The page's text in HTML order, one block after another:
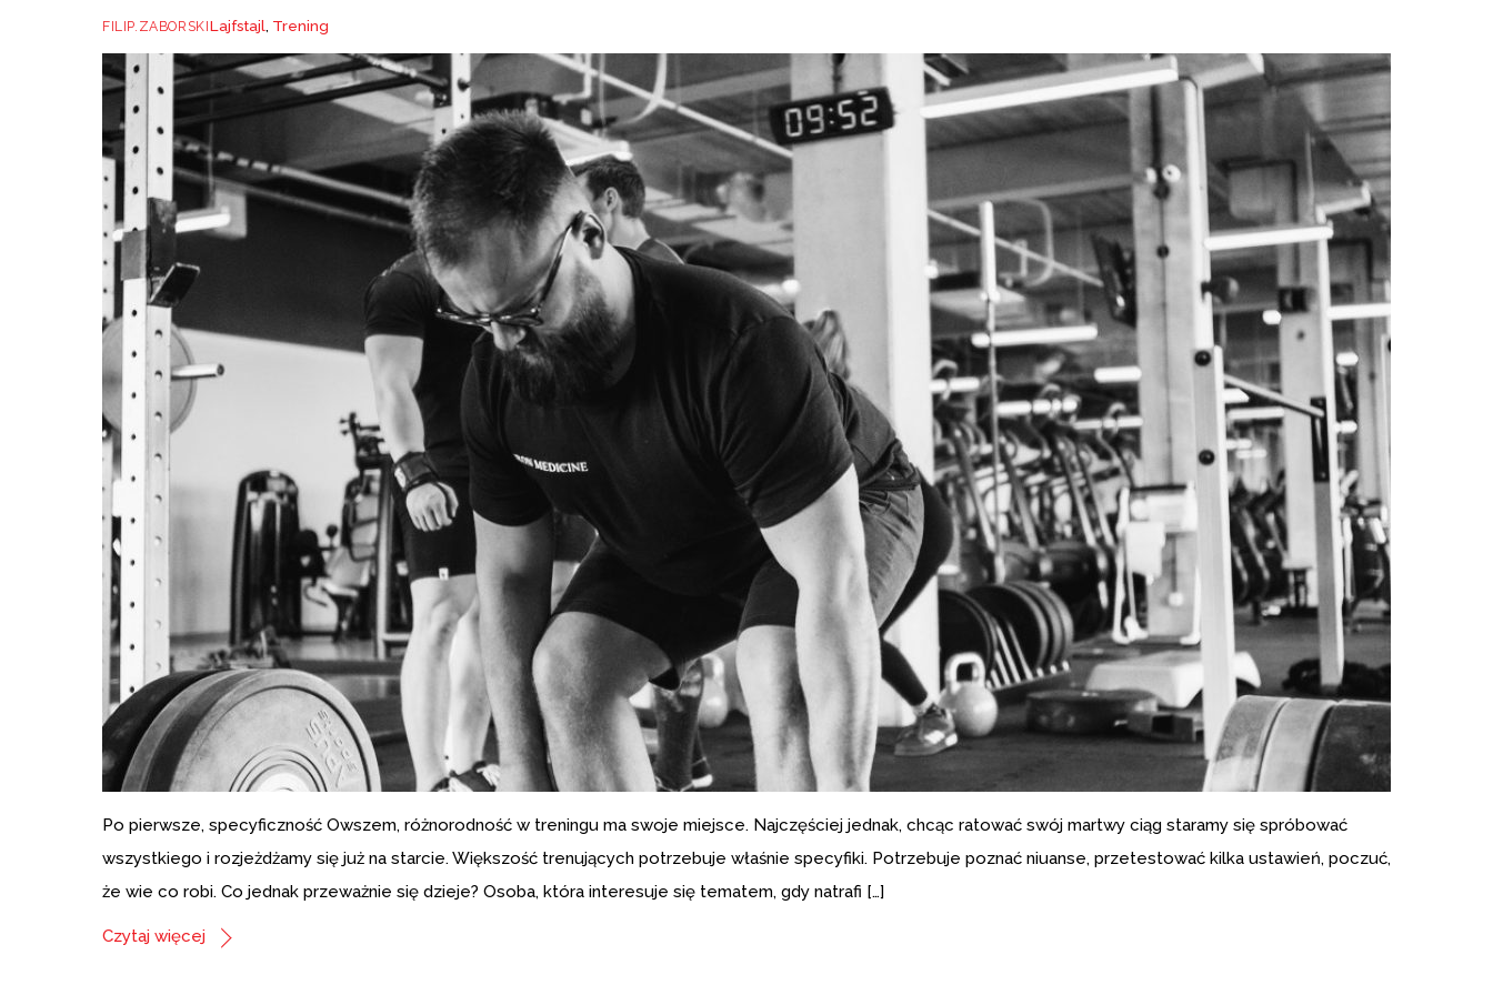
FILIP.ZABORSKILajfstajl Trening
Po pierwsze, specyficzność Owszem, różnorodność w treningu ma swoje miejsce. Najczęściej jednak, chcąc ratować swój martwy ciąg staramy się spróbować
wszystkiego i rozjeżdżamy się już na starcie. Większość trenujących potrzebuje właśnie specyfiki. Potrzebuje poznać niuanse, przetestować kilka ustawień, poczuć,
że wie co robi. Co jednak przeważnie się dzieje? Osoba, która interesuje się tematem, gdy natrafi […]
Czytaj więcej